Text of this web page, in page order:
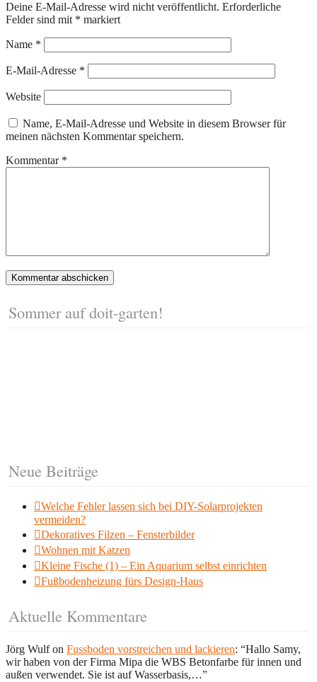
Deine E-Mail-Adresse wird nicht veröffentlicht. Erforderliche
Felder sind mit * markiert
Name *
E-Mail-Adresse *
Website
Name, E-Mail-Adresse und Website in diesem Browser für
meinen nächsten Kommentar speichern.
Kommentar *
Sommer auf doit-garten!
Neue Beiträge
Welche Fehler lassen sich bei DIY-Solarprojekten
vermeiden?
Dekoratives Filzen – Fensterbilder
Wohnen mit Katzen
Kleine Fische (1) – Ein Aquarium selbst einrichten
Fußbodenheizung fürs Design-Haus
Aktuelle Kommentare
Jörg Wulfon Fussboden vorstreichen und lackieren: “Hallo Samy,
wir haben von der Firma Mipa die WBS Betonfarbe für innen und
außen verwendet. Sie ist auf Wasserbasis,…”